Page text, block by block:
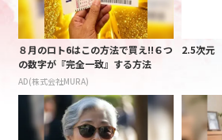
８月のロト6はこの方法で買え!!６つ
の数字が『完全一致』する方法
AD(株式会社MURA)
2.5次元